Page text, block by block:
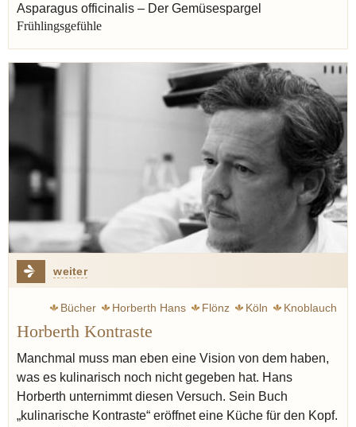
Asparagus officinalis – Der Gemüsespargel
Frühlingsgefühle
weiter
Bücher Horberth Hans Flönz Köln Knoblauch
Horberth Kontraste
Manchmal muss man eben eine Vision von dem haben,
was es kulinarisch noch nicht gegeben hat. Hans
Horberth unternimmt diesen Versuch. Sein Buch
„kulinarische Kontraste“ eröffnet eine Küche für den Kopf.